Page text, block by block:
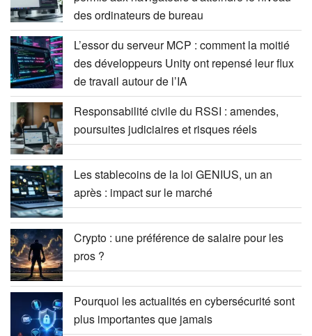
des ordinateurs de bureau
L’essor du serveur MCP : comment la moitié
des développeurs Unity ont repensé leur flux
de travail autour de l’IA
Responsabilité civile du RSSI : amendes,
poursuites judiciaires et risques réels
Les stablecoins de la loi GENIUS, un an
après : impact sur le marché
Crypto : une préférence de salaire pour les
pros ?
Pourquoi les actualités en cybersécurité sont
plus importantes que jamais